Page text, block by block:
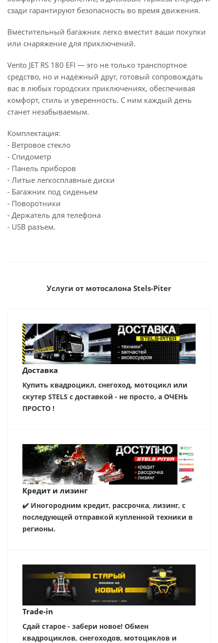
сзади гарантируют безопасность во время движения.
Вместительный багажник легко вместит ваши покупки
или снаряжение для приключений.
Vento JET RS 180 EFI — это не только транспортное
средство, но и надёжный друг, готовый сопровождать
вас в любых городских приключениях, обеспечивая
комфорт, стиль и уверенность. С ним каждый день
станет незабываемым.
Комплектация:
- Ветровое стекло
- Спидометр
- Панель приборов
- Литые легкосплавные диски
- Багажник под сиденьем
- Поворотники
- Держатель для телефона
- USB разъем.
Услуги от мотосалона Stels-Piter
Доставка
Купить квадроцикл, снегоход, мотоцикл или
скутер STELS с доставкой - не просто, а ОЧЕНЬ
ПРОСТО !
Кредит и лизинг
✔️ Иногородним кредит, рассрочка, лизинг, с
последующей отправкой купленной техники в
регионы.
Trade-in
Сдай старое - забери новое! Обмен
квадроциклов, снегоходов, мотоциклов и